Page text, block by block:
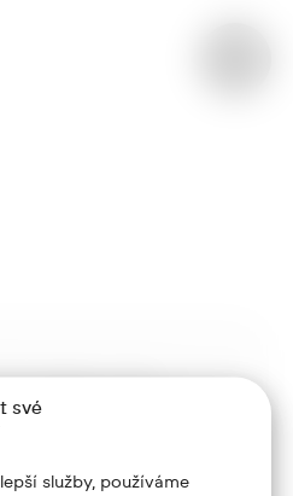
své
služby, používáme